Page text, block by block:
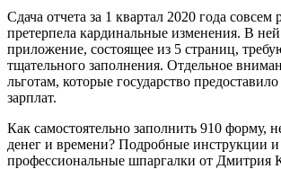
Сдача отчета за 1 квартал 2020 года
претерпела кардинальные изменения. В
приложение, состоящее из 5 страниц,
тщательного заполнения. Отдельное
льготам, которые государство
зарплат.
Как самостоятельно заполнить 910 форму,
денег и времени? Подробные инструкции и
профессиональные шпаргалки от Дмитрия